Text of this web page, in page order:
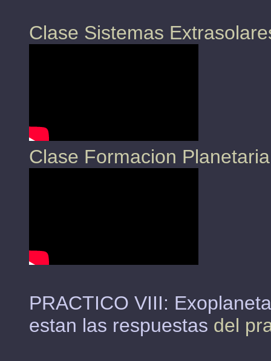
Clase Sistemas
Clase Formacion
PRACTICO VIII:
estan las respuestas del